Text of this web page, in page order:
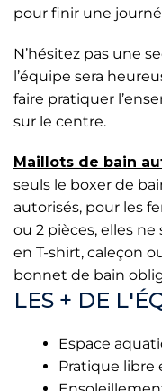
pour finir une
N’hésitez pas une
l’équipe sera
faire pratiquer
sur le centre.
Maillots de bain
seuls le boxer de
autorisés, pour les
ou 2 pièces, elles ne
en T-shirt, caleçon
bonnet de bain
LES + DE
Espace
Pratique libre